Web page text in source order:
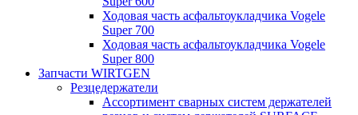
Ходовая часть асфальтоукладчика Vogele
Super 700
Ходовая часть асфальтоукладчика Vogele
Super 800
Запчасти WIRTGEN
Резцедержатели
Ассортимент сварных систем держателей